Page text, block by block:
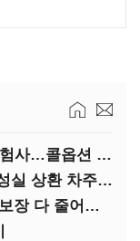
자본성증권 돌려막기 어려워진 보험사…콜옵션 부담 급증
당국, '포용금융' 저금리에 방점…성실 상환 차주는 '역차별'
단독 가입 어려워진 실손, 보험료·보장 다 줄어든 5세대는?